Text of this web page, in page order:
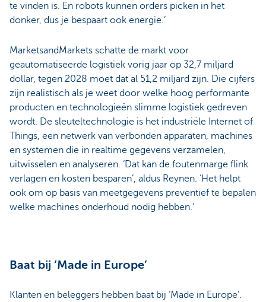
te vinden is. En robots kunnen orders picken in het
donker, dus je bespaart ook energie.’
MarketsandMarkets schatte de markt voor
geautomatiseerde logistiek vorig jaar op 32,7 miljard
dollar, tegen 2028 moet dat al 51,2 miljard zijn. Die cijfers
zijn realistisch als je weet door welke hoog performante
producten en technologieën slimme logistiek gedreven
wordt. De sleuteltechnologie is het industriële Internet of
Things, een netwerk van verbonden apparaten, machines
en systemen die in realtime gegevens verzamelen,
uitwisselen en analyseren. ‘Dat kan de foutenmarge flink
verlagen en kosten besparen’, aldus Reynen. ‘Het helpt
ook om op basis van meetgegevens preventief te bepalen
welke machines onderhoud nodig hebben.’
Baat bij ‘Made in Europe’
Klanten en beleggers hebben baat bij ‘Made in Europe’.